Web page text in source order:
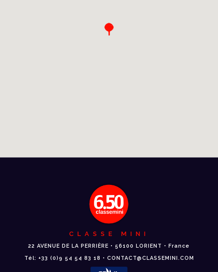
CLASSE MINI
22 AVENUE DE LA PERRIÈRE • 56100 LORIENT • France
Tél: +33 (0)9 54 54 83 18 • CONTACT@CLASSEMINI.COM